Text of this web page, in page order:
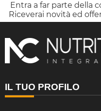
Entra a far parte della
Riceverai novità ed
IL TUO PROFILO